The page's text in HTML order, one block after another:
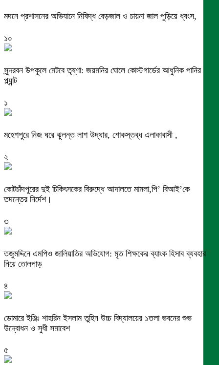
মদনে প্রশাসনের অভিযানে নিষিদ্ধ বেড়জাল ও চায়না জাল পুড়িয়ে ধ্বংস,
১০
সুন্দরবন উপকূলে মেটবে তৃষ্ণা: জয়মনির ঘোলে কোস্টগার্ডের আধুনিক পানির
প্ল্যান্ট
১
মহেশপুরে নিজ ঘরে ঝুলন্ত লাশ উদ্ধার, শোকস্তব্ধ এলাকাবাসী ,
২
কোটচাঁদপুরের দুই চিকিৎসকের বিরুদ্ধে আদালতে মামলা,পি’ বিআই’কে
তদন্তের নির্দেশ।
৩
তজুমদ্দিনে এমপিও জালিয়াতির অভিযোগ: মৃত শিক্ষকের ব্যাংক হিসাব ব্যবহার
নিয়ে তোলপাড়
৪
ডোমারে ইঞ্জিঃ শাহরিন ইসলাম তুহিন উচ্চ বিদ্যালয়ের ১তলা ভবনের শুভ
উদ্বোধন ও সুধী সমাবেশ
৫